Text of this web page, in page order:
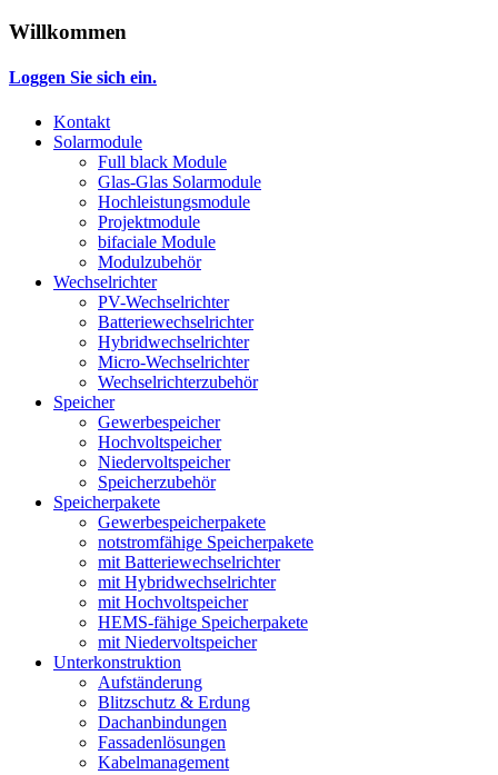
Willkommen
Loggen Sie sich ein.
Kontakt
Solarmodule
Full black Module
Glas-Glas Solarmodule
Hochleistungsmodule
Projektmodule
bifaciale Module
Modulzubehör
Wechselrichter
PV-Wechselrichter
Batteriewechselrichter
Hybridwechselrichter
Micro-Wechselrichter
Wechselrichterzubehör
Speicher
Gewerbespeicher
Hochvoltspeicher
Niedervoltspeicher
Speicherzubehör
Speicherpakete
Gewerbespeicherpakete
notstromfähige Speicherpakete
mit Batteriewechselrichter
mit Hybridwechselrichter
mit Hochvoltspeicher
HEMS-fähige Speicherpakete
mit Niedervoltspeicher
Unterkonstruktion
Aufständerung
Blitzschutz & Erdung
Dachanbindungen
Fassadenlösungen
Kabelmanagement